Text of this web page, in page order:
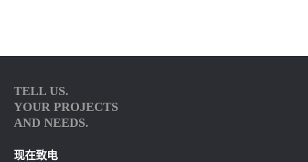
TELL US.
YOUR PROJECTS
AND NEEDS.
现在致电